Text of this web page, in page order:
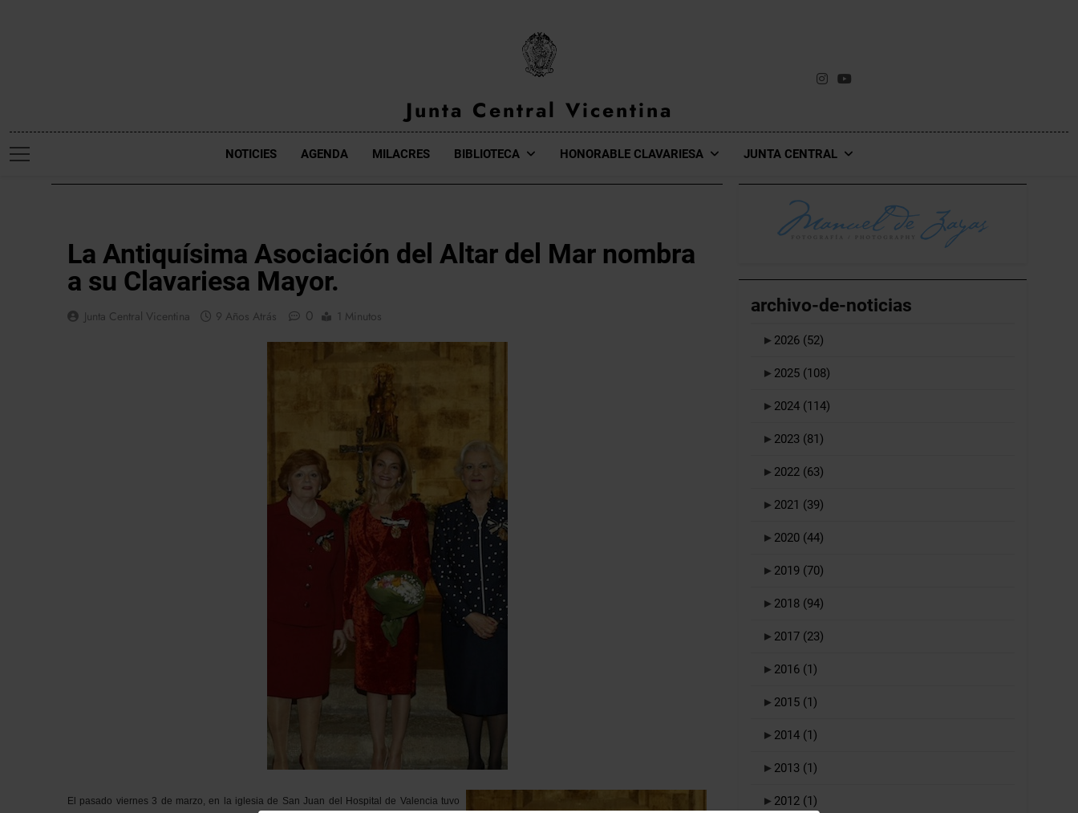
Junta Central Vicentina
Web Oficial De La Junta Central Vicentina De Valencia
NOTICIES AGENDA MILACRES BIBLIOTECA HONORABLE CLAVARIESA JUNTA CENTRAL
La Antiquísima Asociación del Altar del Mar nombra
a su Clavariesa Mayor.
Junta Central Vicentina 9 Años Atrás 0 1 Minutos
El pasado viernes 3 de marzo, en la iglesia de San Juan del Hospital de Valencia tuvo
archivo-de-noticias
► 2026 (52)
► 2025 (108)
► 2024 (114)
► 2023 (81)
► 2022 (63)
► 2021 (39)
► 2020 (44)
► 2019 (70)
► 2018 (94)
► 2017 (23)
► 2016 (1)
► 2015 (1)
► 2014 (1)
► 2013 (1)
► 2012 (1)